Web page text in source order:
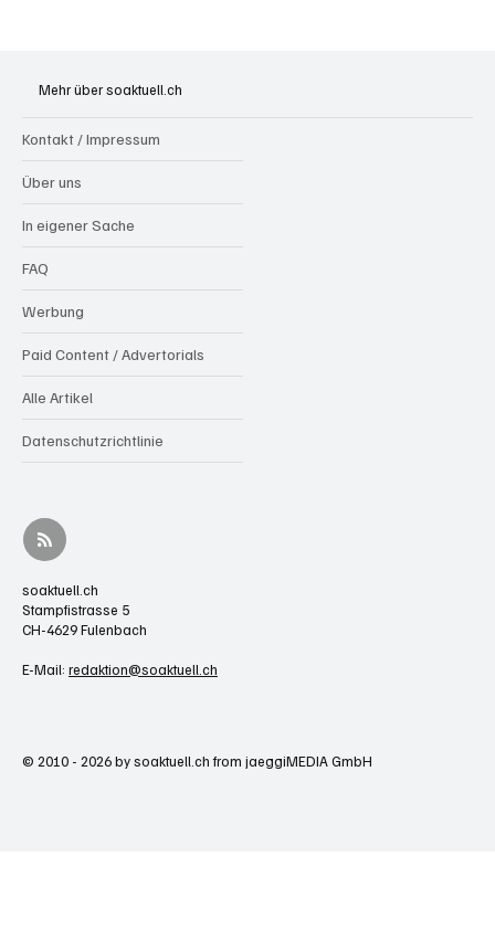
Mehr über soaktuell.ch
Kontakt / Impressum
Über uns
In eigener Sache
FAQ
Werbung
Paid Content / Advertorials
Alle Artikel
Datenschutzrichtlinie
soaktuell.ch
Stampfistrasse 5
CH-4629 Fulenbach
E-Mail: redaktion@soaktuell.ch
© 2010 - 2026 by soaktuell.ch from jaeggiMEDIA GmbH